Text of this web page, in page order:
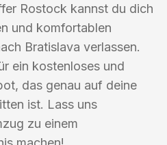
Rostock kannst du dich
und komfortablen
Bratislava verlassen.
ein kostenloses und
das genau auf deine
ist. Lass uns
zu einem